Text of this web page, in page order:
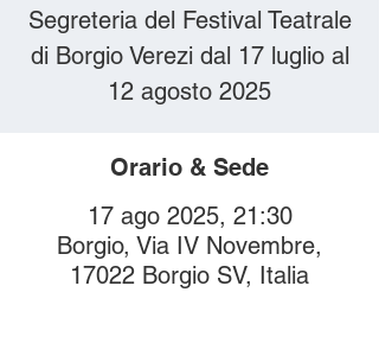
Segreteria del Festival Teatrale
di Borgio Verezi dal 17 luglio al
12 agosto 2025
Orario & Sede
17 ago 2025, 21:30
Borgio, Via IV Novembre,
17022 Borgio SV, Italia